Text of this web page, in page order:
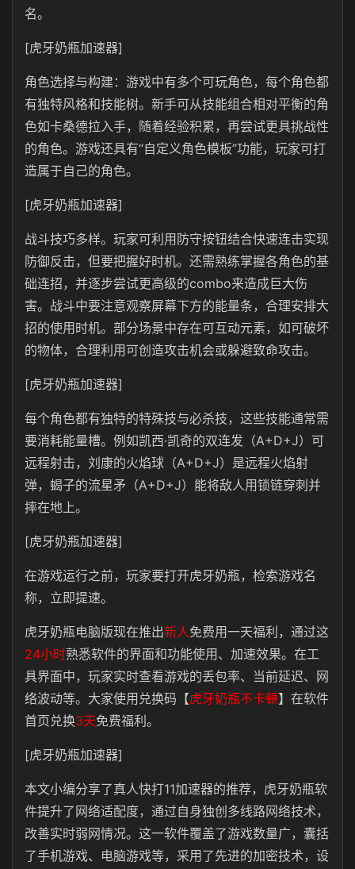
名。
[虎牙奶瓶加速器]
角色选择与构建：游戏中有多个可玩角色，每个角色都
有独特风格和技能树。新手可从技能组合相对平衡的角
色如卡桑德拉入手，随着经验积累，再尝试更具挑战性
的角色。游戏还具有“自定义角色模板”功能，玩家可打
造属于自己的角色。
[虎牙奶瓶加速器]
战斗技巧多样。玩家可利用防守按钮结合快速连击实现
防御反击，但要把握好时机。还需熟练掌握各角色的基
础连招，并逐步尝试更高级的combo来造成巨大伤
害。战斗中要注意观察屏幕下方的能量条，合理安排大
招的使用时机。部分场景中存在可互动元素，如可破坏
的物体，合理利用可创造攻击机会或躲避致命攻击。
[虎牙奶瓶加速器]
每个角色都有独特的特殊技与必杀技，这些技能通常需
要消耗能量槽。例如凯西·凯奇的双连发（A+D+J）可
远程射击，刘康的火焰球（A+D+J）是远程火焰射
弹，蝎子的流星矛（A+D+J）能将敌人用锁链穿刺并
摔在地上。
[虎牙奶瓶加速器]
在游戏运行之前，玩家要打开虎牙奶瓶，检索游戏名
称，立即提速。
虎牙奶瓶电脑版现在推出新人免费用一天福利，通过这
24小时熟悉软件的界面和功能使用、加速效果。在工
具界面中，玩家实时查看游戏的丢包率、当前延迟、网
络波动等。大家使用 兑换码【虎牙奶瓶不卡顿】 在软件
首页兑换3天免费福利。
[虎牙奶瓶加速器]
本文小编分享了真人快打11加速器的推荐，虎牙奶瓶软
件提升了网络适配度，通过自身独创多线路网络技术，
改善实时弱网情况。这一软件覆盖了游戏数量广，囊括
了手机游戏、电脑游戏等，采用了先进的加密技术，设